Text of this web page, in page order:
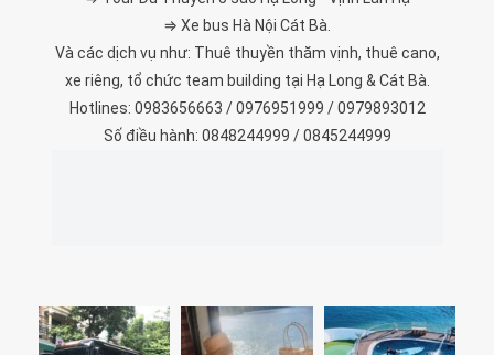
⇒ Xe bus Hà Nội Cát Bà.
Và các dịch vụ như: Thuê thuyền thăm vịnh, thuê cano,
xe riêng, tổ chức team building tại Hạ Long & Cát Bà.
Hotlines: 0983656663 / 0976951999 / 0979893012
Số điều hành: 0848244999 / 0845244999